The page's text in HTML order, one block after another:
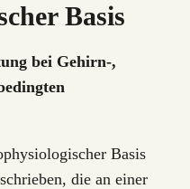
Basis
bei Gehirn-,
Basis
die an einer